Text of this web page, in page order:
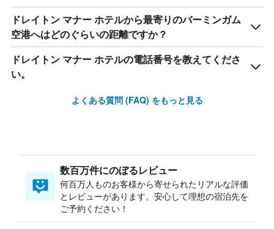
ドレイトン マナー ホテルから最寄りのバーミンガム
空港へはどのぐらいの距離ですか？
ドレイトン マナー ホテルの電話番号を教えてくださ
い。
よくある質問 (FAQ) をもっと見る
数百万件にのぼるレビュー
何百万人ものお客様から寄せられたリアルな評価
とレビューがあります。安心して理想の宿泊先を
ご予約ください！